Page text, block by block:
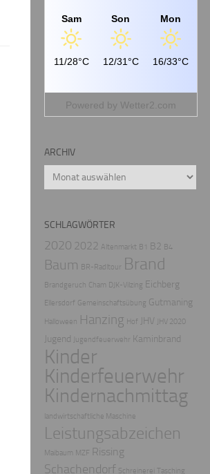
Sam
11/28°C
Son
12/31°C
Mon
16/33°C
Powered by Wetter2.com
ARCHIV
Archiv
SCHLAGWÖRTER
2020 2022 Altenmarkt B1 B2 B4
Baum BR-Radltour Brand
Brandgeruch Cham DJK-Vilzing Eichberg
Ellersdorf Gemeinschaftsübung Gutmaning
Halloween Hanzing Hof JHV JHV 2020
Jugend Jugendfeuerwehr Kaminbrand
Kinder
Kinderfeuerwehr
Kindernachmittag
landwirtschaftliche Maschine
Leistungsabzeichen
Maibaum MZF Rissing
Schachendorf Schreinerei Tasching